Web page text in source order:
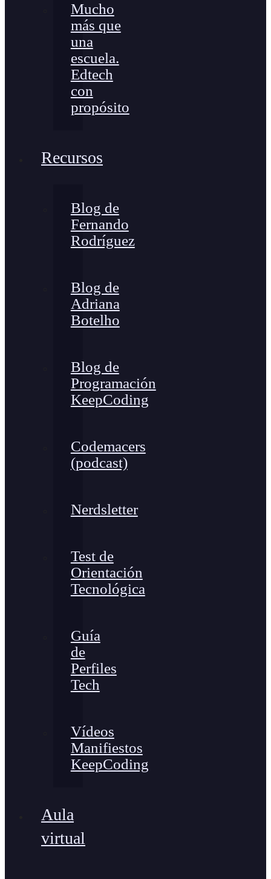
Mucho
más que
una
escuela.
Edtech
con
propósito
Recursos
Blog de
Fernando
Rodríguez
Blog de
Adriana
Botelho
Blog de
Programación
KeepCoding
Codemacers
(podcast)
Nerdsletter
Test de
Orientación
Tecnológica
Guía
de
Perfiles
Tech
Vídeos
Manifiestos
KeepCoding
Aula
virtual